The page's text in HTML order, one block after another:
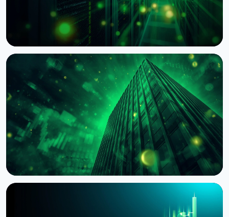
НОВИНА
BNY Mellon запускає стейкінг для інституційних
клієнтів разом із Galaxy
4 серпня 2026 р. 4 хв читання
BlackRock токенізував доступ до $311 млрд